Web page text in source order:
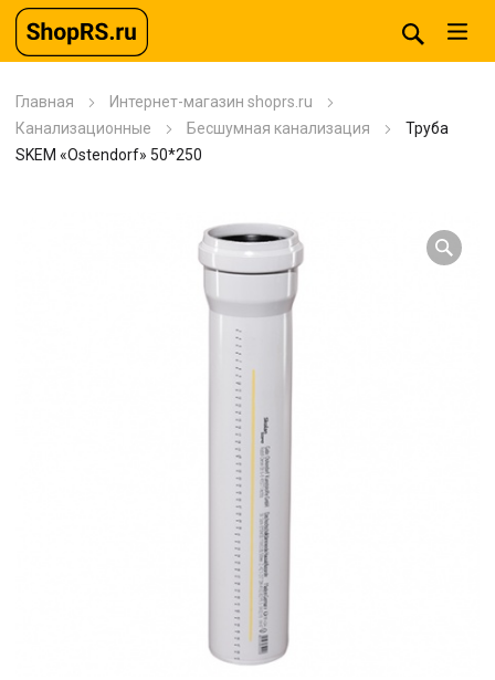
Главная
Интернет-магазин shoprs.ru
Канализационные
Бесшумная канализация
Труба
SKEM «Ostendorf» 50*250